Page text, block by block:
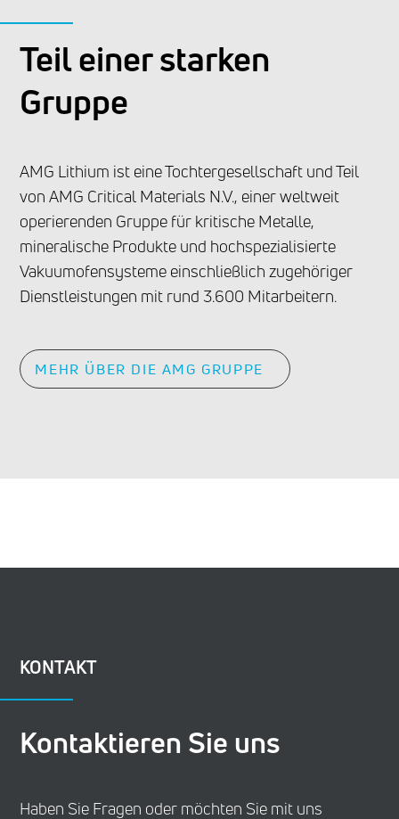
Teil einer starken
Gruppe
AMG Lithium ist eine Tochtergesellschaft und Teil
von AMG Critical Materials N.V., einer weltweit
operierenden Gruppe für kritische Metalle,
mineralische Produkte und hochspezialisierte
Vakuumofensysteme einschließlich zugehöriger
Dienstleistungen mit rund 3.600 Mitarbeitern.
MEHR ÜBER DIE AMG GRUPPE
KONTAKT
Kontaktieren Sie uns
Haben Sie Fragen oder möchten Sie mit uns